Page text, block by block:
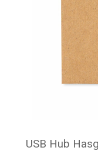
USB Hub